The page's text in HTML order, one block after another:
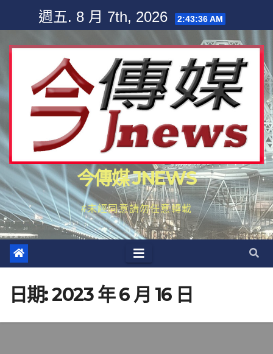
content
週五. 8 月 7th, 2026 2:43:38 AM
今傳媒 JNEWS
#未經同意請勿任意轉載
日期:2023 年 6 月 16 日